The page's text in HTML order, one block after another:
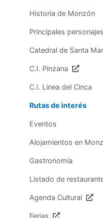
Historia de Monzón
Principales
Catedral de Santa
C.I. Pinzana
C.I. Linea del Cinca
Rutas de interés
Eventos
Alojamientos en
Gastronomía
Listado de
Agenda Cultural
Ferias